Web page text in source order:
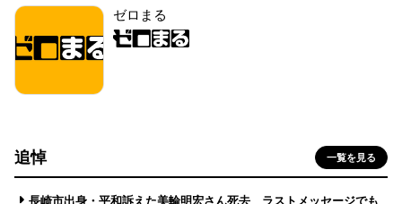
ゼロまる
追悼 一覧を見る
長崎市出身・平和訴えた美輪明宏さん死去 ラストメッセージでも